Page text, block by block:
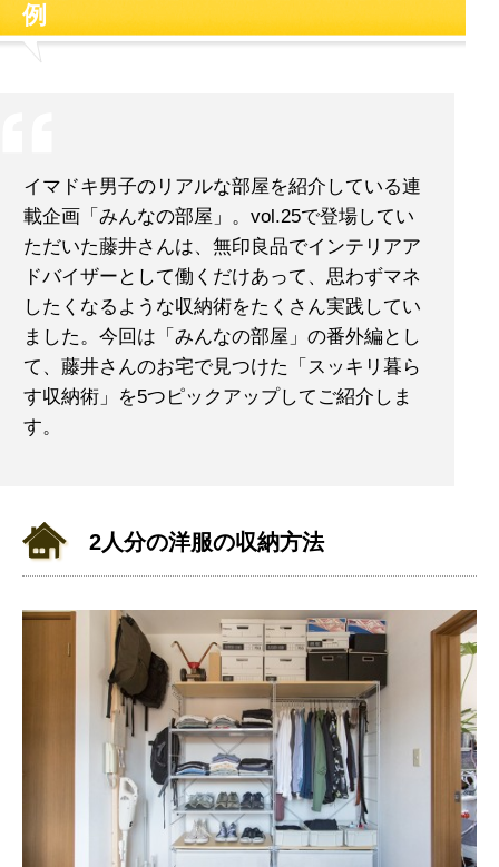
例
イマドキ男子のリアルな部屋を紹介している連
載企画「みんなの部屋」。vol.25で登場してい
ただいた藤井さんは、無印良品でインテリアア
ドバイザーとして働くだけあって、思わずマネ
したくなるような収納術をたくさん実践してい
ました。今回は「みんなの部屋」の番外編とし
て、藤井さんのお宅で見つけた「スッキリ暮ら
す収納術」を5つピックアップしてご紹介しま
す。
2人分の洋服の収納方法